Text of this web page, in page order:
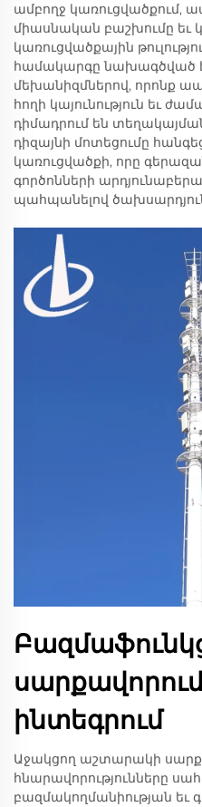
ամբողջ կառուցվածքում,
միասնական բաշխումը եւ
կառուցվածքային
համակարգը նախագծված
մեխանիզմներով, որոնք
հողի կայունություն եւ
դիմադրում են
դիզայնի մոտեցումը
կառուցվածքի, որը
գործոնների
պահպանելով
ինտեգրում
Աջակցող աշտարակի
հնարավորությունները
բազմակողմանիության եւ